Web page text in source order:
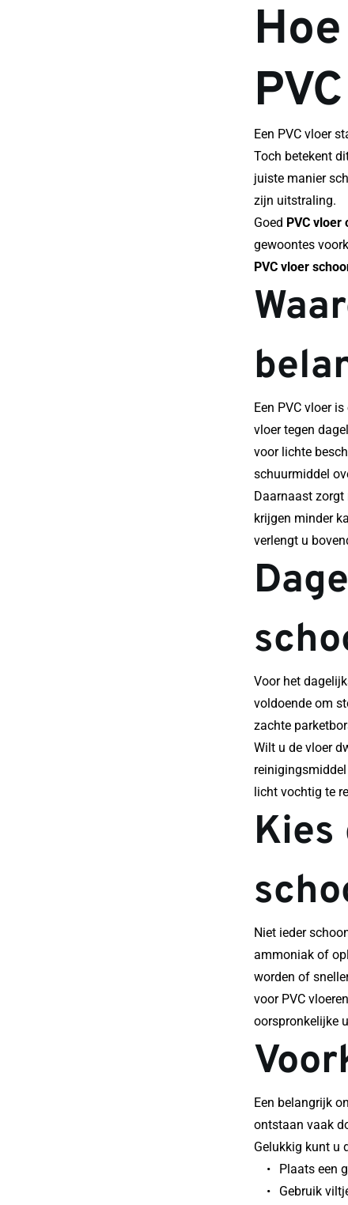
Een PVC vloer
Toch betekent
juiste manier
zijn uitstraling.
Goed PVC vloer
PVC vloer
Een PVC vloer
vloer tegen
voor lichte
schuurmiddel
Daarnaast
krijgen minder
verlengt u
Voor het
voldoende om
zachte
Wilt u de vloer
licht vochtig te
Niet ieder
ammoniak of
worden of
voor PVC
oorspronkelijke
Een belangrijk
ontstaan vaak
Gelukkig kunt u
Plaats een
Gebruik